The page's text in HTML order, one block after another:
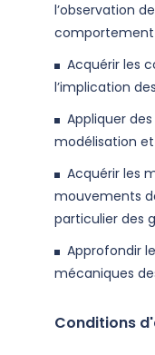
l’observation
comportement
Acquérir les
l’implication
Appliquer
modélisation
Acquérir les
mouvements
particulier des
Approfondir
mécaniques
Conditions